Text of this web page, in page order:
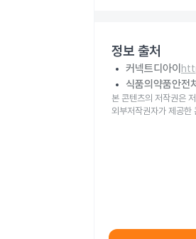
정보 출처
커넥트디아이
식품의약품안전
본 콘텐츠의 저작권은
외부저작권자가 제공한